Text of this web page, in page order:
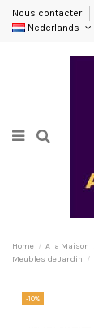
Nous contacter
Nederlands
Home A la Maison
Meubles de Jardin
-10%